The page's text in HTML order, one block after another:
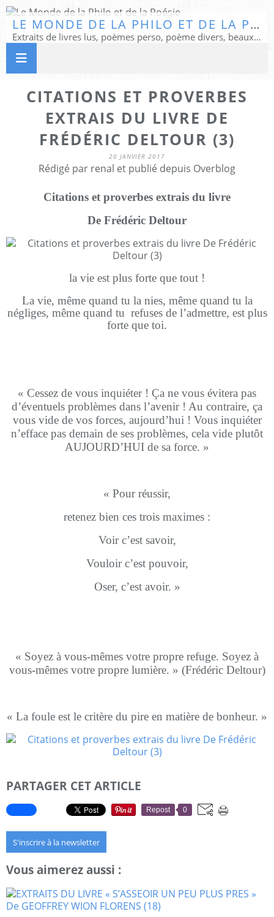
LE MONDE DE LA PHILO ET DE LA POÉSIE
Extraits de livres lus, poèmes perso, poème divers, beaux textes...
CITATIONS ET PROVERBES
EXTRAIS DU LIVRE DE
FRÉDÉRIC DELTOUR (3)
20 JANVIER 2017
Rédigé par renal et publié depuis Overblog
Citations et proverbes extrais du livre
De Frédéric Deltour
la vie est plus forte que tout !
La vie, même quand tu la nies, même quand tu la
négliges, même quand tu refuses de l’admettre, est plus
forte que toi.
« Cessez de vous inquiéter ! Ça ne vous évitera pas
d’éventuels problèmes dans l’avenir ! Au contraire, ça
vous vide de vos forces, aujourd’hui ! Vous inquiéter
n’efface pas demain de ses problèmes, cela vide plutôt
AUJOURD’HUI de sa force. »
« Pour réussir,
retenez bien ces trois maximes :
Voir c’est savoir,
Vouloir c’est pouvoir,
Oser, c’est avoir. »
« Soyez à vous-mêmes votre propre refuge. Soyez à
vous-mêmes votre propre lumière. » (Frédéric Deltour)
« La foule est le critère du pire en matière de bonheur. »
PARTAGER CET ARTICLE
Repost 0
S'inscrire à la newsletter
Vous aimerez aussi :